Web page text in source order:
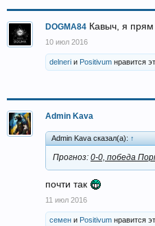
DOGMA84 Кавыч, я
10 июл 2016
delneri и Positivum нравится
Admin Kava
Admin Kava сказал(а): ↑
Прогноз: 0-0, победа
почти так
11 июл 2016
семен и Positivum нравится